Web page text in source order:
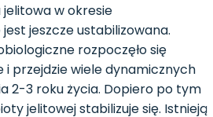
w okresie
jeszcze ustabilizowana.
rozpoczęło się
przejdzie wiele dynamicznych
2-3 roku życia. Dopiero po tym
jelitowej stabilizuje się. Istnieją